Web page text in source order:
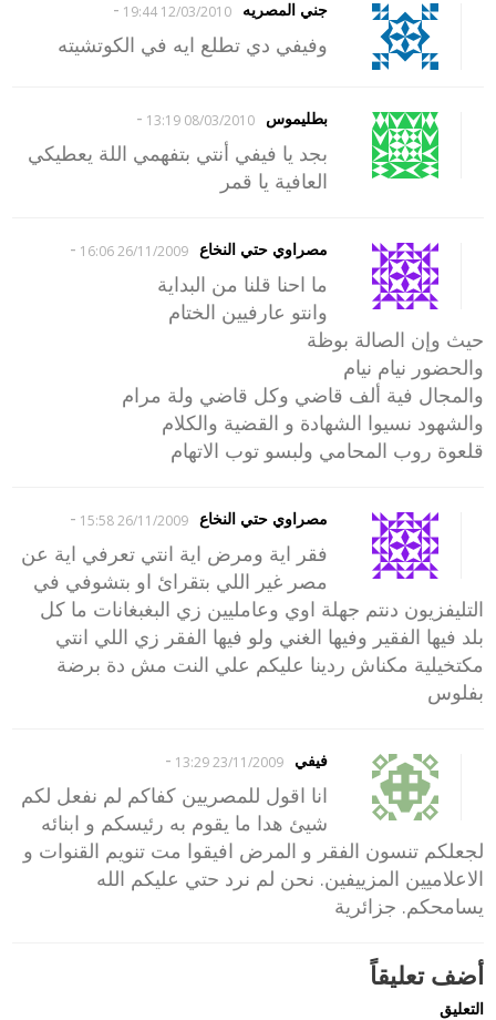
جني المصريه 12/03/2010 19:44
-
وفيفي دي تطلع ايه في الكوتشيته
بطليموس 08/03/2010 13:19
-
بجد يا فيفي أنتي بتفهمي اللة يعطيكي
العافية يا قمر
مصراوي حتي النخاع 26/11/2009 16:06
-
ما احنا قلنا من البداية
وانتو عارفيين الختام
حيث وإن الصالة بوظة
والحضور نيام نيام
والمجال فية ألف قاضي وكل قاضي ولة مرام
والشهود نسيوا الشهادة و القضية والكلام
قلعوة روب المحامي ولبسو توب الاتهام
مصراوي حتي النخاع 26/11/2009 15:58
-
فقر اية ومرض اية انتي تعرفي اية عن
مصر غير اللي بتقرائ او بتشوفي في
التليفزيون دنتم جهلة اوي وعامليين زي البغبغانات ما كل
بلد فيها الفقير وفيها الغني ولو فيها الفقر زي اللي انتي
مكتخيلية مكناش ردينا عليكم علي النت مش دة برضة
بفلوس
فيفي 23/11/2009 13:29
-
انا اقول للمصريين كفاكم لم نفعل لكم
شيئ هدا ما يقوم به رئيسكم و ابنائه
لجعلكم تنسون الفقر و المرض افيقوا مت تنويم القنوات و
الاعلاميين المزييفين. نحن لم نرد حتي عليكم الله
يسامحكم. جزائرية
أضف تعليقاً
التعليق